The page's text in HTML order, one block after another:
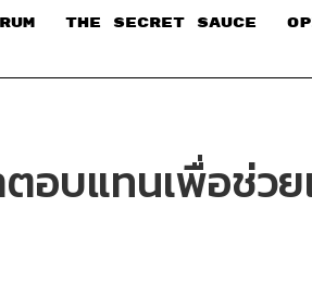
THE SECRET SAUCE​
อบแทนเพื่อช่ว